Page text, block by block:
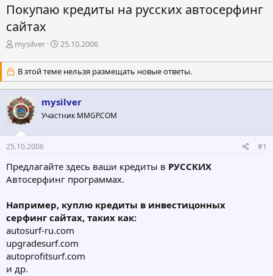
Покупаю кредиты на русских автосерфинг
сайтах
А
т
о
р
т
е
м
ы
mysilver
Д
т
а
н
а
ч
а
25.10.2006
В этой теме нельзя размещать новые ответы.
mysilver
Участник MMGP.COM
25.10.2006 #1
Предлагайте здесь ваши кредиты в РУССКИХ
Автосерфинг программах.
Например, куплю кредиты в инвестицонных
серфинг сайтах, таких как:
autosurf-ru.com
upgradesurf.com
autoprofitsurf.com
и др.